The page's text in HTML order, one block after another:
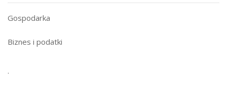
Gospodarka
Biznes i podatki
.